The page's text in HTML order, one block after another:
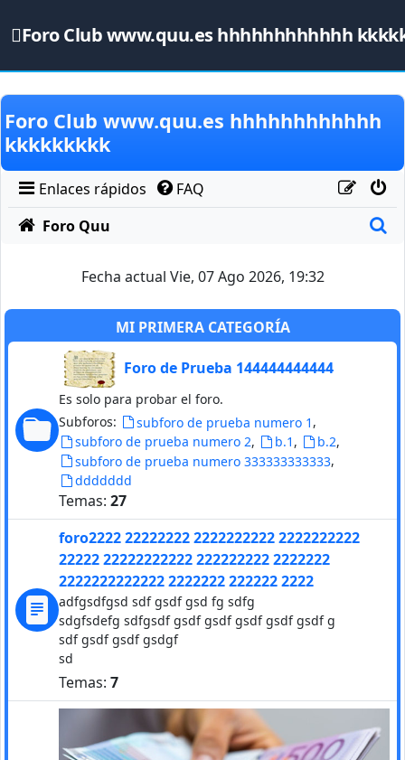
Foro Club www.quu.es hhhhhhhhhhhh
Obviar
Foro Club www.quu.es hhhhhhhhhhhh
kkkkkkkkk
Enlaces rápidos
FAQ
Foro Quu
Fecha actual Vie, 07 Ago 2026, 19:32
MI PRIMERA CATEGORÍA
Foro de Prueba 144444444444
Es solo para probar el foro.
Subforos:
subforo de prueba numero 1 ,
subforo de prueba numero 2, b.1 , b.2,
subforo de prueba numero 333333333333,
ddddddd
Temas: 27
foro2222 22222222 2222222222 2222222222
22222 22222222222 222222222 2222222
2222222222222 2222222 222222 2222
adfgsdfgsd sdf gsdf gsd fg sdfg
sdgfsdefg sdfgsdf gsdf gsdf gsdf gsdf gsdf g
sdf gsdf gsdf gsdgf
sd
Temas: 7